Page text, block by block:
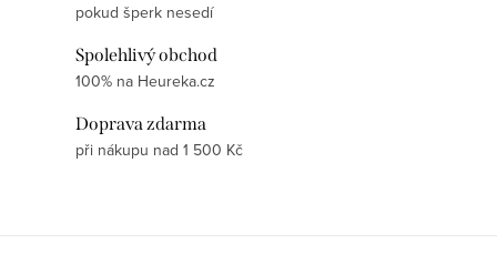
pokud šperk nesedí
Spolehlivý obchod
100% na Heureka.cz
Doprava zdarma
při nákupu nad 1 500 Kč